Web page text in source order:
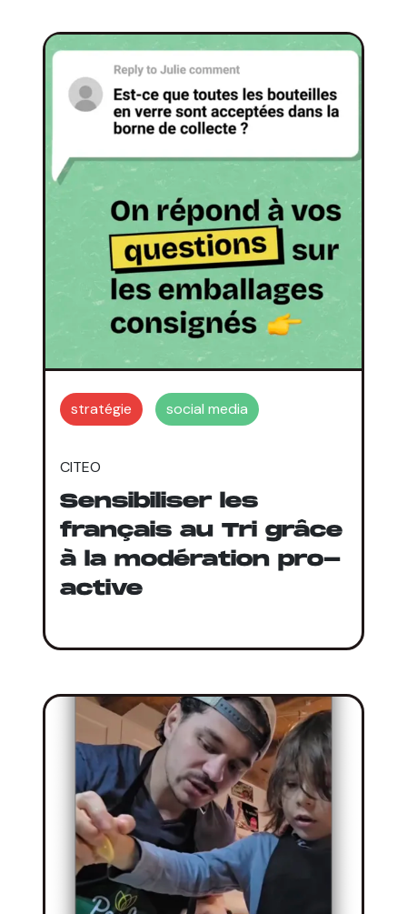
stratégie social media
CITEO
Sensibiliser les
français au Tri grâce
à la modération pro-
active